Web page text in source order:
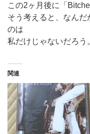
この2ヶ月後に「
そう考えると、なん
のは
私だけじゃないだろう
関連